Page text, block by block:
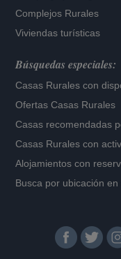
Complejos Rurales
Viviendas turísticas
Búsquedas especiales:
Casas Rurales con
Ofertas Casas Rurales
Casas recomendadas
Casas Rurales con
Alojamientos con
Busca por ubicación en